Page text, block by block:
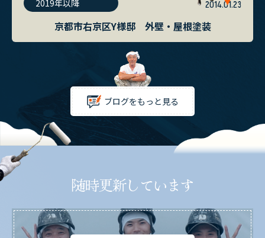
2019年以降 2014.01.23
京都市右京区Y様邸 外壁・屋根塗装
ブログをもっと見る
随時更新しています